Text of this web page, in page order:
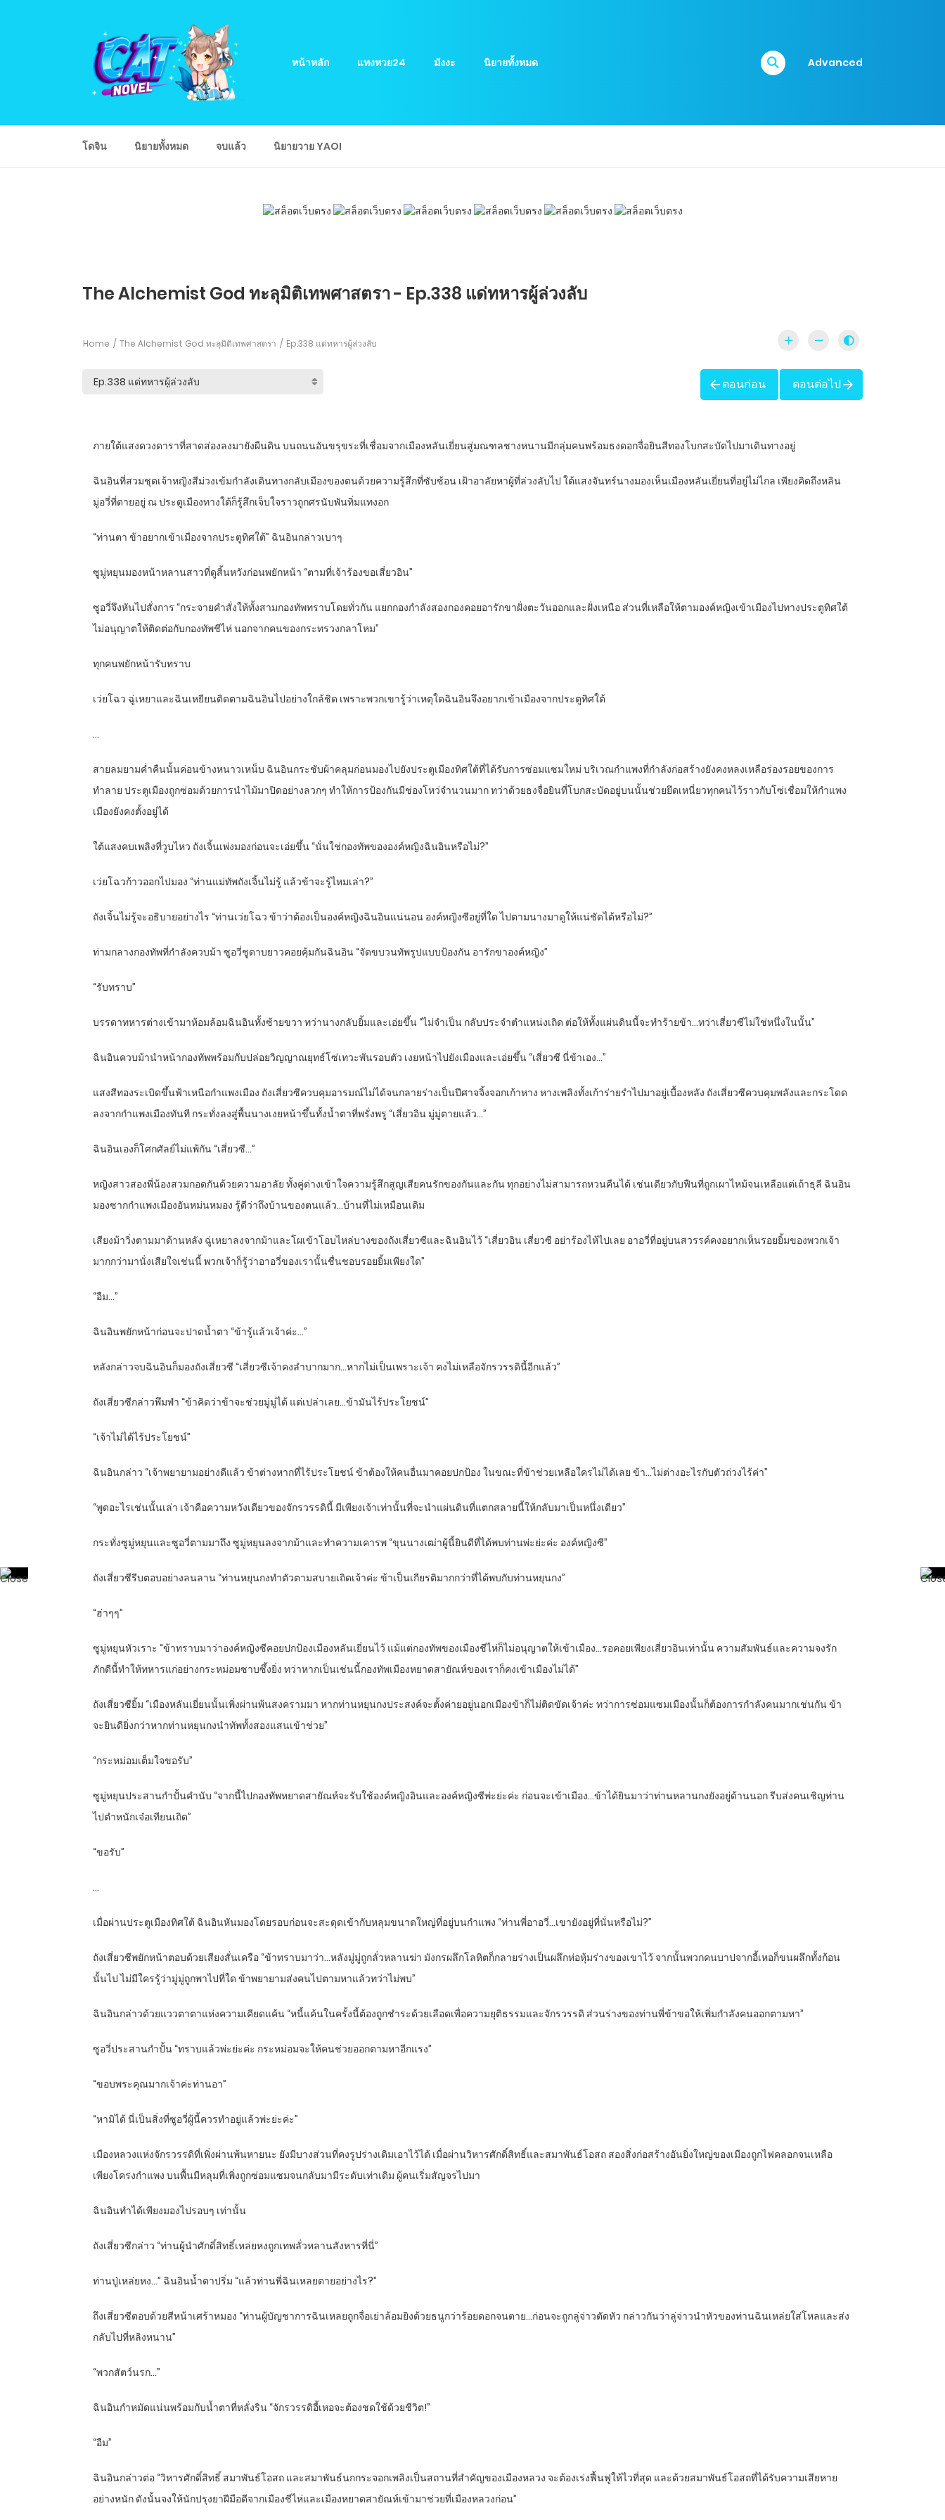
หน้าหลัก แทงหวย24 มังงะ นิยายทั้งหมด Advanced
โดจิน นิยายทั้งหมด จบแล้ว นิยายวาย YAOI
The Alchemist God ทะลุมิติเทพศาสตรา - Ep.338 แด่ทหารผู้ล่วงลับ
Home The Alchemist God ทะลุมิติเทพศาสตรา Ep.338 แด่ทหารผู้ล่วงลับ
ตอนก่อน ตอนต่อไป
ภายใต้แสงดวงดาราที่สาดส่องลงมายังผืนดิน บนถนนอันขรุขระที่เชื่อมจากเมืองหลันเยี่ยนสู่มณฑลชางหนานมีกลุ่มคนพร้อมธงดอกจื่อยินสีทองโบกสะบัดไปมาเดินทางอยู่
ฉินอินที่สวมชุดเจ้าหญิงสีม่วงเข้มกำลังเดินทางกลับเมืองของตนด้วยความรู้สึกที่ซับซ้อน เฝ้าอาลัยหาผู้ที่ล่วงลับไป ใต้แสงจันทร์นางมองเห็นเมืองหลันเยี่ยนที่อยู่ไม่ไกล เพียงคิดถึงหลิน
มู่อวี่ที่ตายอยู่ ณ ประตูเมืองทางใต้ก็รู้สึกเจ็บใจราวถูกศรนับพันทิ่มแทงอก
“ท่านตา ข้าอยากเข้าเมืองจากประตูทิศใต้” ฉินอินกล่าวเบาๆ
ซูมู่หยุนมองหน้าหลานสาวที่ดูสิ้นหวังก่อนพยักหน้า “ตามที่เจ้าร้องขอเสี่ยวอิน”
ซูอวี่จึงหันไปสั่งการ “กระจายคำสั่งให้ทั้งสามกองทัพทราบโดยทั่วกัน แยกกองกำลังสองกองคอยอารักขาฝั่งตะวันออกและฝั่งเหนือ ส่วนที่เหลือให้ตามองค์หญิงเข้าเมืองไปทางประตูทิศใต้
ไม่อนุญาตให้ติดต่อกับกองทัพชีไห่ นอกจากคนของกระทรวงกลาโหม”
ทุกคนพยักหน้ารับทราบ
เว่ยโฉว ฉู่เหยาและฉินเหยียนติดตามฉินอินไปอย่างใกล้ชิด เพราะพวกเขารู้ว่าเหตุใดฉินอินจึงอยากเข้าเมืองจากประตูทิศใต้
…
สายลมยามค่ำคืนนั้นค่อนข้างหนาวเหน็บ ฉินอินกระชับผ้าคลุมก่อนมองไปยังประตูเมืองทิศใต้ที่ได้รับการซ่อมแซมใหม่ บริเวณกำแพงที่กำลังก่อสร้างยังคงหลงเหลือร่องรอยของการ
ทำลาย ประตูเมืองถูกซ่อมด้วยการนำไม้มาปิดอย่างลวกๆ ทำให้การป้องกันมีช่องโหว่จำนวนมาก ทว่าด้วยธงจื่อยินที่โบกสะบัดอยู่บนนั้นช่วยยึดเหนี่ยวทุกคนไว้ราวกับโซ่เชื่อมให้กำแพง
เมืองยังคงตั้งอยู่ได้
ใต้แสงคบเพลิงที่วูบไหว ถังเจิ้นเพ่งมองก่อนจะเอ่ยขึ้น “นั่นใช่กองทัพขององค์หญิงฉินอินหรือไม่?”
เว่ยโฉวก้าวออกไปมอง “ท่านแม่ทัพถังเจิ้นไม่รู้ แล้วข้าจะรู้ไหมเล่า?”
ถังเจิ้นไม่รู้จะอธิบายอย่างไร “ท่านเว่ยโฉว ข้าว่าต้องเป็นองค์หญิงฉินอินแน่นอน องค์หญิงซีอยู่ที่ใด ไปตามนางมาดูให้แน่ชัดได้หรือไม่?”
ท่ามกลางกองทัพที่กำลังควบม้า ซูอวี่ชูดาบยาวคอยคุ้มกันฉินอิน “จัดขบวนทัพรูปแบบป้องกัน อารักขาองค์หญิง”
“รับทราบ”
บรรดาทหารต่างเข้ามาห้อมล้อมฉินอินทั้งซ้ายขวา ทว่านางกลับยิ้มและเอ่ยขึ้น “ไม่จำเป็น กลับประจำตำแหน่งเถิด ต่อให้ทั้งแผ่นดินนี้จะทำร้ายข้า…ทว่าเสี่ยวซีไม่ใช่หนึ่งในนั้น”
ฉินอินควบม้านำหน้ากองทัพพร้อมกับปล่อยวิญญาณยุทธ์โซ่เทวะพันรอบตัว เงยหน้าไปยังเมืองและเอ่ยขึ้น “เสี่ยวซี นี่ข้าเอง…”
แสงสีทองระเบิดขึ้นฟ้าเหนือกำแพงเมือง ถังเสี่ยวซีควบคุมอารมณ์ไม่ได้จนกลายร่างเป็นปีศาจจิ้งจอกเก้าหาง หางเพลิงทั้งเก้าร่ายรำไปมาอยู่เบื้องหลัง ถังเสี่ยวซีควบคุมพลังและกระโดด
ลงจากกำแพงเมืองทันที กระทั่งลงสู่พื้นนางเงยหน้าขึ้นทั้งน้ำตาที่พรั่งพรู “เสี่ยวอิน มู่มู่ตายแล้ว…”
ฉินอินเองก็โศกศัลย์ไม่แพ้กัน “เสี่ยวซี…”
หญิงสาวสองพี่น้องสวมกอดกันด้วยความอาลัย ทั้งคู่ต่างเข้าใจความรู้สึกสูญเสียคนรักของกันและกัน ทุกอย่างไม่สามารถหวนคืนได้ เช่นเดียวกับฟืนที่ถูกเผาไหม้จนเหลือแต่เถ้าธุลี ฉินอิน
มองซากกำแพงเมืองอันหม่นหมอง รู้ดีว่าถึงบ้านของตนแล้ว…บ้านที่ไม่เหมือนเดิม
เสียงม้าวิ่งตามมาด้านหลัง ฉู่เหยาลงจากม้าและโผเข้าโอบไหล่บางของถังเสี่ยวซีและฉินอินไว้ “เสี่ยวอิน เสี่ยวซี อย่าร้องไห้ไปเลย อาอวี่ที่อยู่บนสวรรค์คงอยากเห็นรอยยิ้มของพวกเจ้า
มากกว่ามานั่งเสียใจเช่นนี้ พวกเจ้าก็รู้ว่าอาอวี่ของเรานั้นชื่นชอบรอยยิ้มเพียงใด”
“อืม…”
ฉินอินพยักหน้าก่อนจะปาดน้ำตา “ข้ารู้แล้วเจ้าค่ะ…”
หลังกล่าวจบฉินอินก็มองถังเสี่ยวซี “เสี่ยวซีเจ้าคงลำบากมาก…หากไม่เป็นเพราะเจ้า คงไม่เหลือจักรวรรดินี้อีกแล้ว”
ถังเสี่ยวซีกล่าวพึมพำ “ข้าคิดว่าข้าจะช่วยมู่มู่ได้ แต่เปล่าเลย…ข้ามันไร้ประโยชน์”
“เจ้าไม่ได้ไร้ประโยชน์”
ฉินอินกล่าว “เจ้าพยายามอย่างดีแล้ว ข้าต่างหากที่ไร้ประโยชน์ ข้าต้องให้คนอื่นมาคอยปกป้อง ในขณะที่ข้าช่วยเหลือใครไม่ได้เลย ข้า…ไม่ต่างอะไรกับตัวถ่วงไร้ค่า”
“พูดอะไรเช่นนั้นเล่า เจ้าคือความหวังเดียวของจักรวรรดินี้ มีเพียงเจ้าเท่านั้นที่จะนำแผ่นดินที่แตกสลายนี้ให้กลับมาเป็นหนึ่งเดียว”
กระทั่งซูมู่หยุนและซูอวี่ตามมาถึง ซูมู่หยุนลงจากม้าและทำความเคารพ “ขุนนางเฒ่าผู้นี้ยินดีที่ได้พบท่านพ่ะย่ะค่ะ องค์หญิงซี”
ถังเสี่ยวซีรีบตอบอย่างลนลาน “ท่านหยุนกงทำตัวตามสบายเถิดเจ้าค่ะ ข้าเป็นเกียรติมากกว่าที่ได้พบกับท่านหยุนกง”
“ฮ่าๆๆ”
ซูมู่หยุนหัวเราะ “ข้าทราบมาว่าองค์หญิงซีคอยปกป้องเมืองหลันเยี่ยนไว้ แม้แต่กองทัพของเมืองชีไห่ก็ไม่อนุญาตให้เข้าเมือง…รอคอยเพียงเสี่ยวอินเท่านั้น ความสัมพันธ์และความจงรัก
ภักดีนี้ทำให้ทหารแก่อย่างกระหม่อมซาบซึ้งยิ่ง ทว่าหากเป็นเช่นนี้กองทัพเมืองหยาดสายัณห์ของเราก็คงเข้าเมืองไม่ได้”
ถังเสี่ยวซียิ้ม “เมืองหลันเยี่ยนนั้นเพิ่งผ่านพ้นสงครามมา หากท่านหยุนกงประสงค์จะตั้งค่ายอยู่นอกเมืองข้าก็ไม่ติดขัดเจ้าค่ะ ทว่าการซ่อมแซมเมืองนั้นก็ต้องการกำลังคนมากเช่นกัน ข้า
จะยินดียิ่งกว่าหากท่านหยุนกงนำทัพทั้งสองแสนเข้าช่วย”
“กระหม่อมเต็มใจขอรับ”
ซูมู่หยุนประสานกำปั้นคำนับ “จากนี้ไปกองทัพหยาดสายัณห์จะรับใช้องค์หญิงอินและองค์หญิงซีพ่ะย่ะค่ะ ก่อนจะเข้าเมือง…ข้าได้ยินมาว่าท่านหลานกงยังอยู่ด้านนอก รีบส่งคนเชิญท่าน
ไปตำหนักเจ๋อเทียนเถิด”
“ขอรับ”
…
เมื่อผ่านประตูเมืองทิศใต้ ฉินอินหันมองโดยรอบก่อนจะสะดุดเข้ากับหลุมขนาดใหญ่ที่อยู่บนกำแพง “ท่านพี่อาอวี่…เขายังอยู่ที่นั่นหรือไม่?”
ถังเสี่ยวซีพยักหน้าตอบด้วยเสียงสั่นเครือ “ข้าทราบมาว่า…หลังมู่มู่ถูกลั่วหลานฆ่า มังกรผลึกโลหิตก็กลายร่างเป็นผลึกห่อหุ้มร่างของเขาไว้ จากนั้นพวกคนบาปจากอี้เหอก็ขนผลึกทั้งก้อน
นั้นไป ไม่มีใครรู้ว่ามู่มู่ถูกพาไปที่ใด ข้าพยายามส่งคนไปตามหาแล้วทว่าไม่พบ”
ฉินอินกล่าวด้วยแววตาตาแห่งความเคียดแค้น “หนี้แค้นในครั้งนี้ต้องถูกชำระด้วยเลือดเพื่อความยุติธรรมและจักรวรรดิ ส่วนร่างของท่านพี่ข้าขอให้เพิ่มกำลังคนออกตามหา”
ซูอวี่ประสานกำปั้น “ทราบแล้วพ่ะย่ะค่ะ กระหม่อมจะให้คนช่วยออกตามหาอีกแรง”
“ขอบพระคุณมากเจ้าค่ะท่านอา”
“หามิได้ นี่เป็นสิ่งที่ซูอวี่ผู้นี้ควรทำอยู่แล้วพ่ะย่ะค่ะ”
เมืองหลวงแห่งจักรวรรดิที่เพิ่งผ่านพ้นหายนะ ยังมีบางส่วนที่คงรูปร่างเดิมเอาไว้ได้ เมื่อผ่านวิหารศักดิ์สิทธิ์และสมาพันธ์โอสถ สองสิ่งก่อสร้างอันยิ่งใหญ่ของเมืองถูกไฟคลอกจนเหลือ
เพียงโครงกำแพง บนพื้นมีหลุมที่เพิ่งถูกซ่อมแซมจนกลับมามีระดับเท่าเดิม ผู้คนเริ่มสัญจรไปมา
ฉินอินทำได้เพียงมองไปรอบๆ เท่านั้น
ถังเสี่ยวซีกล่าว “ท่านผู้นำศักดิ์สิทธิ์เหล่ยหงถูกเทพลั่วหลานสังหารที่นี่”
ท่านปู่เหล่ยหง…” ฉินอินน้ำตาปริ่ม “แล้วท่านพี่ฉินเหลยตายอย่างไร?”
ถึงเสี่ยวซีตอบด้วยสีหน้าเศร้าหมอง “ท่านผู้บัญชาการฉินเหลยถูกจื่อเย่าล้อมยิงด้วยธนูกว่าร้อยดอกจนตาย…ก่อนจะถูกลู่จ่าวตัดหัว กล่าวกันว่าลู่จ่าวนำหัวของท่านฉินเหล่ยใส่โหลและส่ง
กลับไปที่หลิงหนาน”
“พวกสัตว์นรก…”
ฉินอินกำหมัดแน่นพร้อมกับน้ำตาที่หลั่งริน “จักรวรรดิอี้เหอจะต้องชดใช้ด้วยชีวิต!”
“อืม”
ฉินอินกล่าวต่อ “วิหารศักดิ์สิทธิ์ สมาพันธ์โอสถ และสมาพันธ์นกกระจอกเพลิงเป็นสถานที่สำคัญของเมืองหลวง จะต้องเร่งฟื้นฟูให้ไวที่สุด และด้วยสมาพันธ์โอสถที่ได้รับความเสียหาย
อย่างหนัก ดังนั้นจงให้นักปรุงยาฝีมือดีจากเมืองชีไห่และเมืองหยาดสายัณห์เข้ามาช่วยที่เมืองหลวงก่อน”